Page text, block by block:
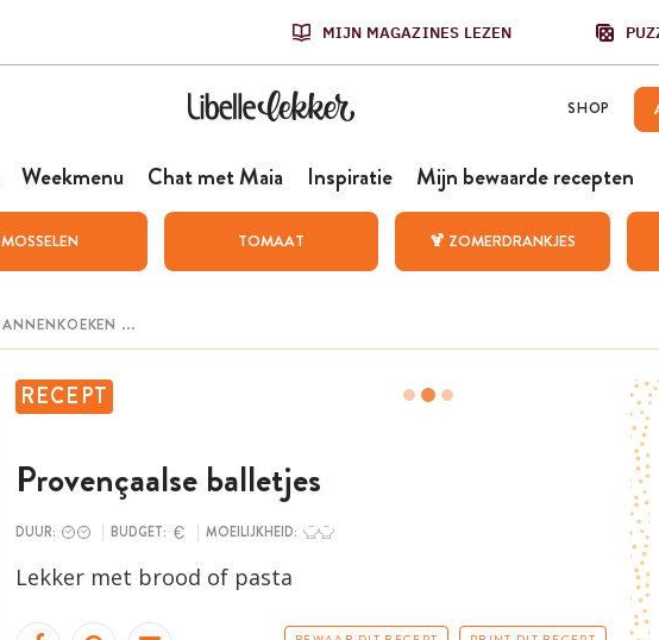
MIJN MAGAZINES LEZEN
SHOP
Weekmenu Chat met Maia Inspiratie Mijn bewaarde recepten
MOSSELEN TOMAAT 🍹 ZOMERDRANKJES
RECEPT
Provençaalse balletjes
DUUR: BUDGET: MOEILIJKHEID:
Lekker met brood of pasta